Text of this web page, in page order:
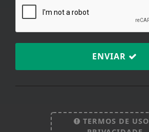
Termos de Uso e Privacidade